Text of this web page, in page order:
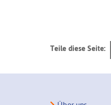
Teile diese Seite: